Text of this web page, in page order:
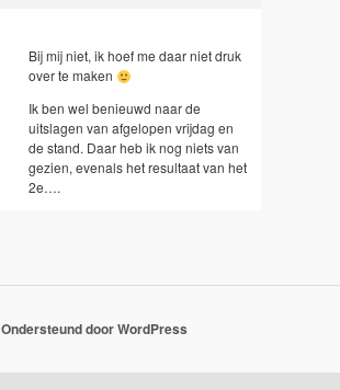
Bij mij niet, ik hoef me daar niet druk
over te maken
Ik ben wel benieuwd naar de
uitslagen van afgelopen vrijdag en
de stand. Daar heb ik nog niets van
gezien, evenals het resultaat van het
2e….
Ondersteund door WordPress